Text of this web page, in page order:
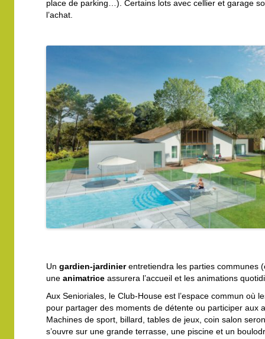
place de parking…). Certains lots avec cellier et garage
l’achat.
Un gardien-jardinierentretiendra les parties communes
une animatrice assurera l’accueil et les animations
Aux Senioriales, le Club-House est l’espace commun où
pour partager des moments de détente ou participer aux
Machines de sport, billard, tables de jeux, coin salon
s’ouvre sur une grande terrasse, une piscine et un